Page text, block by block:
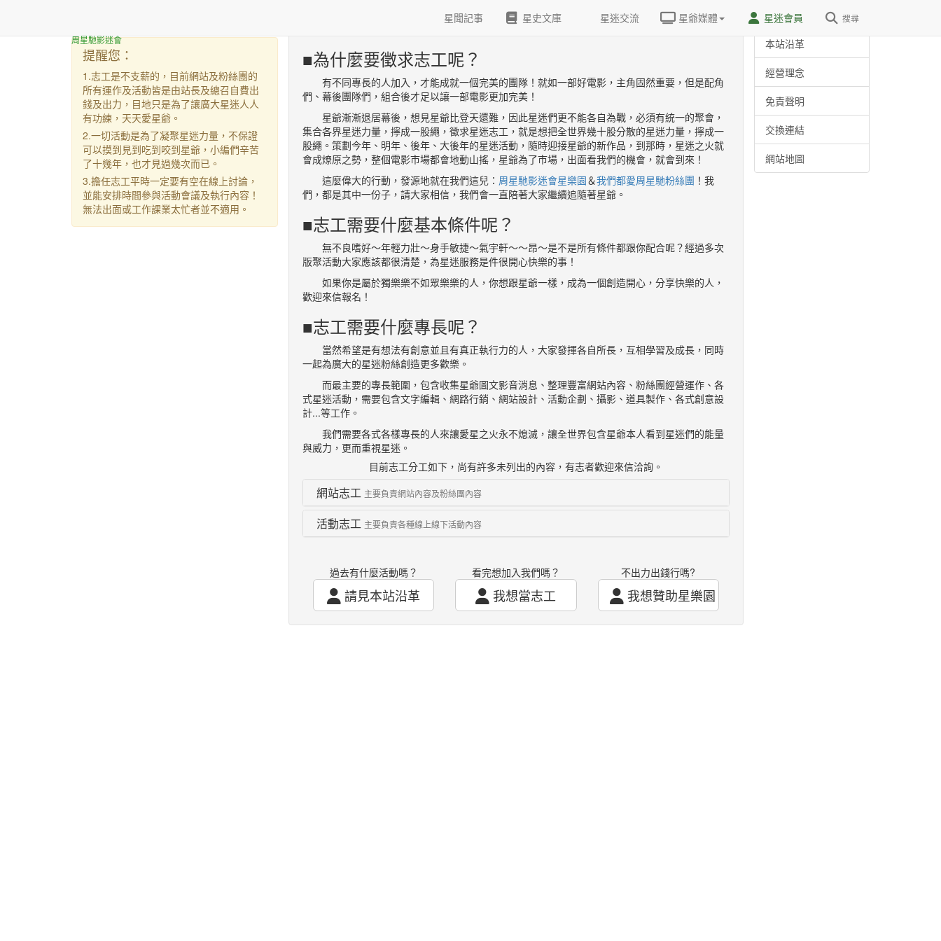
周星馳影迷會
星聞記事 星史文庫 星迷交流 星爺媒體 星迷會員 搜尋
提醒您：
1.志工是不支薪的，目前網站及粉絲團的
所有運作及活動皆是由站長及總召自費出
錢及出力，目地只是為了讓廣大星迷人人
有功練，天天愛星爺。
2.一切活動是為了凝聚星迷力量，不保證
可以摸到見到吃到咬到星爺，小編們辛苦
了十幾年，也才見過幾次而已。
3.擔任志工平時一定要有空在線上討論，
並能安排時間參與活動會議及執行內容！
無法出面或工作課業太忙者並不適用。
■為什麼要徵求志工呢？
有不同專長的人加入，才能成就一個完美的團隊！就如一部好電影，主角固然重要，但是配角
們、幕後團隊們，組合後才足以讓一部電影更加完美！
星爺漸漸退居幕後，想見星爺比登天還難，因此星迷們更不能各自為戰，必須有統一的聚會，
集合各界星迷力量，擰成一股繩，徵求星迷志工，就是想把全世界幾十股分散的星迷力量，擰成一
股繩。策劃今年、明年、後年、大後年的星迷活動，隨時迎接星爺的新作品，到那時，星迷之火就
會成燎原之勢，整個電影市場都會地動山搖，星爺為了市場，出面看我們的機會，就會到來！
這麼偉大的行動，發源地就在我們這兒： 周星馳影迷會星樂園＆我們都愛周星馳粉絲團 ！我
們，都是其中一份子，請大家相信，我們會一直陪著大家繼續追隨著星爺。
■志工需要什麼基本條件呢？
無不良嗜好～年輕力壯～身手敏捷～氣宇軒～～昂～是不是所有條件都跟你配合呢？經過多次
版聚活動大家應該都很清楚，為星迷服務是件很開心快樂的事！
如果你是屬於獨樂樂不如眾樂樂的人，你想跟星爺一樣，成為一個創造開心，分享快樂的人，
歡迎來信報名！
■志工需要什麼專長呢？
當然希望是有想法有創意並且有真正執行力的人，大家發揮各自所長，互相學習及成長，同時
一起為廣大的星迷粉絲創造更多歡樂。
而最主要的專長範圍，包含收集星爺圖文影音消息、整理豐富網站內容、粉絲團經營運作、各
式星迷活動，需要包含文字編輯、網路行銷、網站設計、活動企劃、攝影、道具製作、各式創意設
計...等工作。
我們需要各式各樣專長的人來讓愛星之火永不熄滅，讓全世界包含星爺本人看到星迷們的能量
與威力，更而重視星迷。
目前志工分工如下，尚有許多未列出的內容，有志者歡迎來信洽詢。
網站志工 主要負責網站內容及粉絲團內容
活動志工 主要負責各種線上線下活動內容
過去有什麼活動嗎？
請見本站沿革
看完想加入我們嗎？
我想當志工
不出力出錢行嗎?
我想贊助星樂園
關於我們
本站沿革
經營理念
免責聲明
交換連結
網站地圖